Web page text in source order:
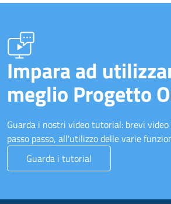
Impara ad
meglio Progetto
Guarda i nostri video tutorial: brevi
passo passo, all'utilizzo delle varie
Guarda i tutorial